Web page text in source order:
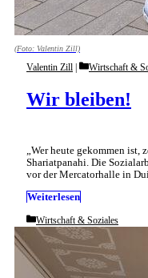
(Foto: Valentin Zill)
Wir bleiben!
Valentin Zill Categories
Wirtschaft &
„Wer heute gekommen
Shariatpanahi. Die
vor der Mercatorhalle in
Weiterlesen
Categories
Wirtschaft & Soziales